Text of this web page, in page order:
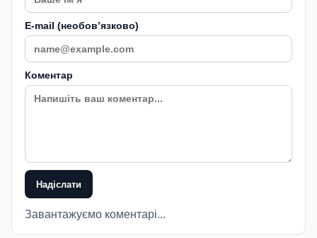
E-mail (необовʼязково)
Коментар
Надіслати
Завантажуємо коментарі...